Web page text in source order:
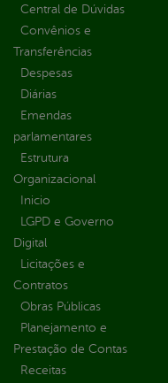
Central de Dúvidas
Convênios e
Transferências
Despesas
Diárias
Emendas
parlamentares
Estrutura
Organizacional
Inicio
LGPD e Governo
Digital
Licitações e
Contratos
Obras Públicas
Planejamento e
Prestação de Contas
Receitas